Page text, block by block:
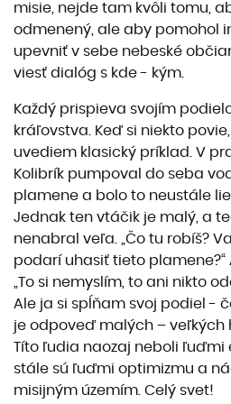
misie, nejde tam kvôli tomu,
odmenený, ale aby pomohol
upevniť v sebe nebeské
viesť dialóg s kde - kým.
Každý prispieva svojím
kráľovstva. Keď si niekto
uvediem klasický príklad. V
Kolibrík pumpoval do seba
plamene a bolo to neustále
Jednak ten vtáčik je malý, a
nenabral veľa. „Čo tu robíš?
podarí uhasiť tieto plamene?“
„To si nemyslím, to ani nikto
Ale ja si spĺňam svoj podiel -
je odpoveď malých – veľkých
Títo ľudia naozaj neboli ľuďmi
stále sú ľuďmi optimizmu a
misijným územím. Celý svet!